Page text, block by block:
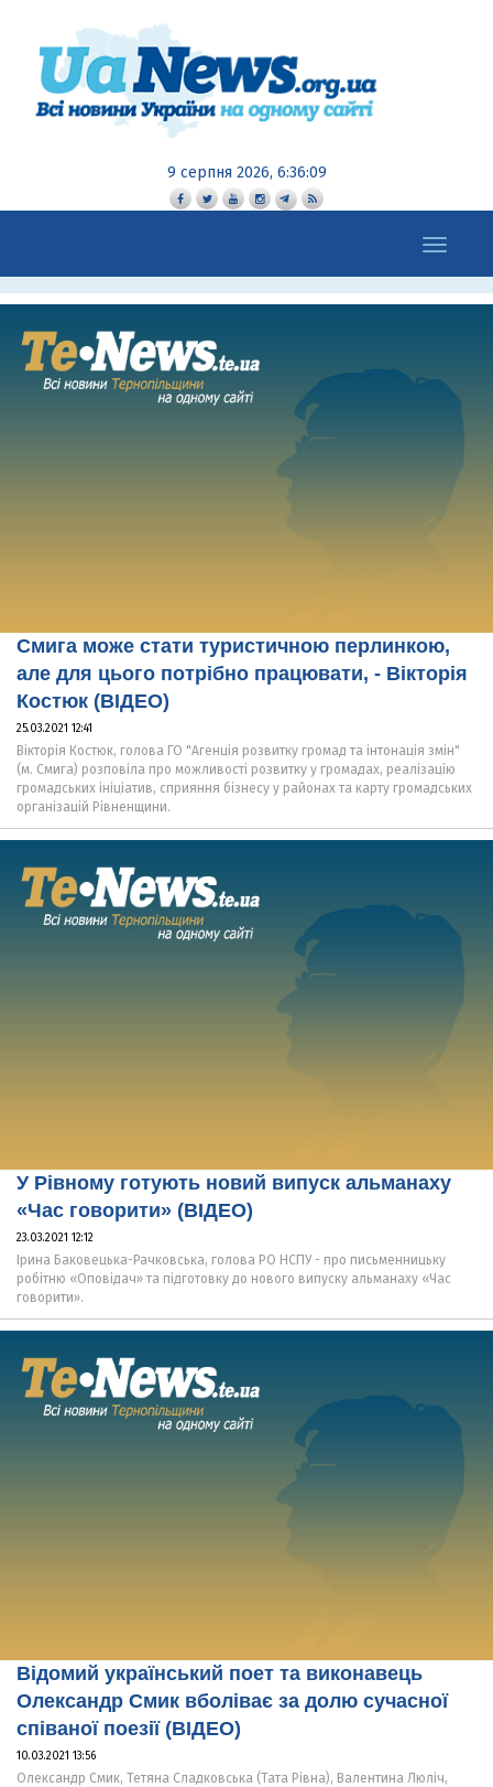
9 серпня 2026, 6:36:10
Toggle
navigation
Смига може стати туристичною перлинкою,
але для цього потрібно працювати, - Вікторія
Костюк (ВІДЕО)
25.03.2021 12:41
Вікторія Костюк, голова ГО "Агенція розвитку громад та інтонація змін"
(м. Смига) розповіла про можливості розвитку у громадах, реалізацію
громадських ініціатив, сприяння бізнесу у районах та карту громадських
організацій Рівненщини.
У Рівному готують новий випуск альманаху
«Час говорити» (ВІДЕО)
23.03.2021 12:12
Ірина Баковецька-Рачковська, голова РО НСПУ - про письменницьку
робітню «Оповідач» та підготовку до нового випуску альманаху «Час
говорити».
Відомий український поет та виконавець
Олександр Смик вболіває за долю сучасної
співаної поезії (ВІДЕО)
10.03.2021 13:56
Олександр Смик, Тетяна Сладковська (Тата Рівна), Валентина Люліч,